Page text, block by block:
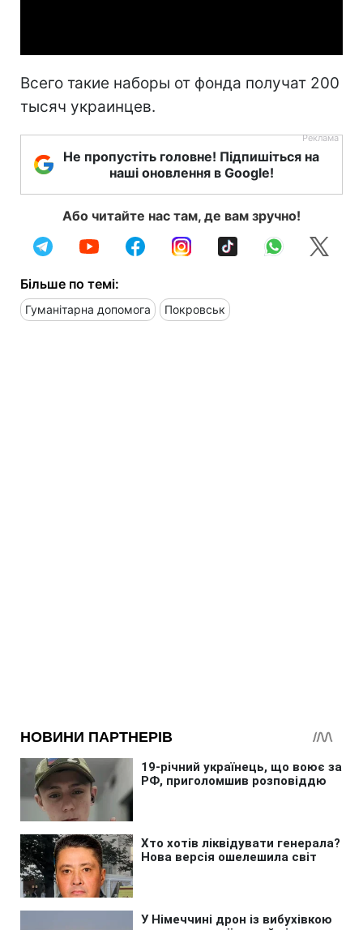
Всего такие наборы от фонда получат 200
тысяч украинцев.
Не пропустіть головне! Підпишіться на
наші оновлення в Google!
Або читайте нас там, де вам зручно!
Більше по темі:
Гуманітарна допомога Покровськ